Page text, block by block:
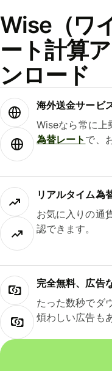
Wise（ワ
ート計算
ンロード
海外送金サービ
Wiseなら常に上
為替レート で、
リアルタイム為
お気に入りの通
認できます。
完全無料、広告
たった数秒でダ
煩わしい広告も